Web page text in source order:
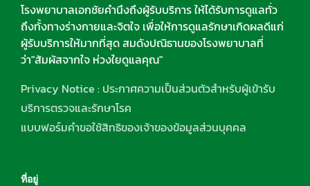
โรงพยาบาลเอกชัยคำนึงถึงผู้รับบริการ ให้ได้รับการดูแลทั่ว
ถึงทั้งทางร่างกายและจิตใจ เพื่อให้การดูแลรักษาเกิดผลดีแก่
ผู้รับบริการให้มากที่สุด สมดังปณิธานของโรงพยาบาลที่
ว่า"สัมผัสจากใจ ห่วงใยดูแลคุณ"
Privacy Notice : ประกาศความเป็นส่วนตัวสำหรับผู้เข้ารับ
บริการตรวจและรักษาโรค
แบบฟอร์มคำขอใช้สิทธิของเจ้าของข้อมูลส่วนบุคคล
ที่อยู่